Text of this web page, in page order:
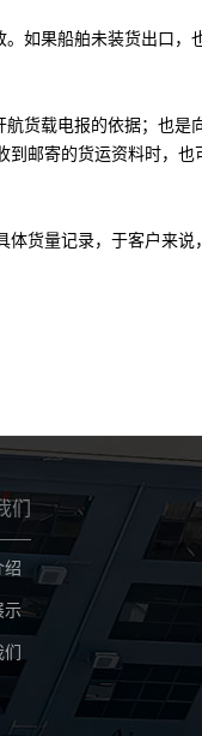
如果船舶未装货出口，
货载电报的依据；也是
到邮寄的货运资料时，也
体货量记录，于客户来说
们
绍
示